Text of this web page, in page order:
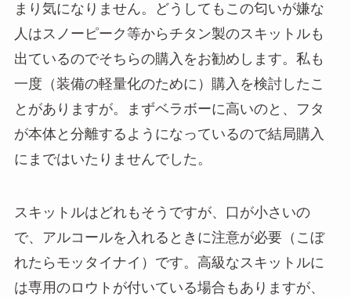
まり気になりません。どうしてもこの匂いが嫌な
人はスノーピーク等からチタン製のスキットルも
出ているのでそちらの購入をお勧めします。私も
一度（装備の軽量化のために）購入を検討したこ
とがありますが。まずベラボーに高いのと、フタ
が本体と分離するようになっているので結局購入
にまではいたりませんでした。
スキットルはどれもそうですが、口が小さいの
で、アルコールを入れるときに注意が必要（こぼ
れたらモッタイナイ）です。高級なスキットルに
は専用のロウトが付いている場合もありますが、